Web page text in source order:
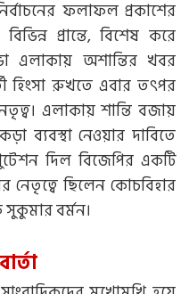
ফলাফল প্রকাশের
প্রান্তে, বিশেষ করে
এলাকায় অশান্তির খবর
হিংসা রুখতে এবার তৎপর
এলাকায় শান্তি বজায়
ব্যবস্থা নেওয়ার দাবিতে
দিল বিজেপির একটি
নেতৃত্বে ছিলেন কোচবিহার
বর্মন।